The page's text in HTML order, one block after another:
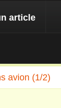
article
avion (1/2)